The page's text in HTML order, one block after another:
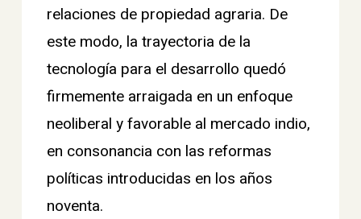
relaciones de propiedad agraria. De
este modo, la trayectoria de la
tecnología para el desarrollo quedó
firmemente arraigada en un enfoque
neoliberal y favorable al mercado indio,
en consonancia con las reformas
políticas introducidas en los años
noventa.